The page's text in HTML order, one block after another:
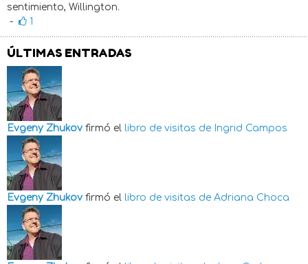
sentimiento, Willington.
-
1
ÚLTIMAS ENTRADAS
Evgeny Zhukov firmó el libro de visitas de Ingrid Campos
Evgeny Zhukov firmó el libro de visitas de Adriana Choca